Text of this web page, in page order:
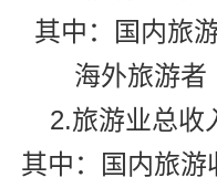
其中：国内旅
海外旅游者
2.旅游业总收
其中：国内旅游